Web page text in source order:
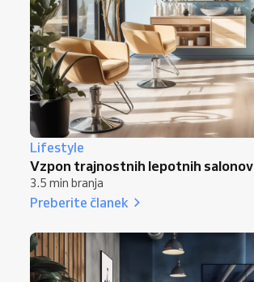
Lifestyle
Vzpon trajnostnih lepotnih salonov
3.5 min branja
Preberite članek